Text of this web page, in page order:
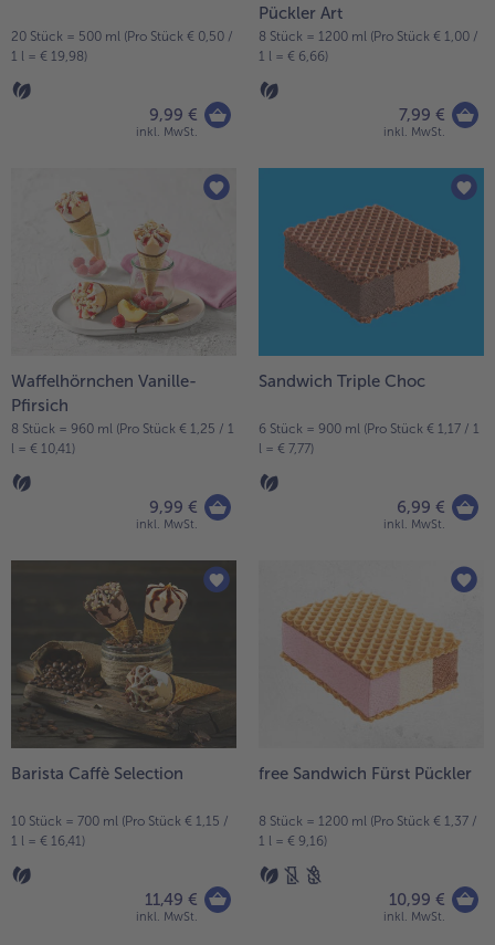
Kuchen & Torten
Süßspeisen
Obst
alle Obst
Wein & Spirituosen
alle Wein & Spirituosen
Küchenutensilien
alle Küchenutensilien
alle Für die Heißluftfritteuse
bofrost*free
bofrost*high Protein
bofrost*plus.
alle bofrost*plus.
Weiterempfehlen &
20 Stück = 500 ml (Pro Stück € 0,50 /
1 l = € 19,98)
9,99 €
inkl. MwSt.
Pückler Art
8 Stück = 1200 ml (Pro Stück € 1,00 /
1 l = € 6,66)
7,99 €
inkl. MwSt.
Waffelhörnchen Vanille-
Pfirsich
8 Stück = 960 ml (Pro Stück € 1,25 / 1
l = € 10,41)
9,99 €
inkl. MwSt.
Sandwich Triple Choc
6 Stück = 900 ml (Pro Stück € 1,17 / 1
l = € 7,77)
6,99 €
inkl. MwSt.
Barista Caffè Selection
10 Stück = 700 ml (Pro Stück € 1,15 /
1 l = € 16,41)
11,49 €
inkl. MwSt.
free Sandwich Fürst Pückler
8 Stück = 1200 ml (Pro Stück € 1,37 /
1 l = € 9,16)
10,99 €
inkl. MwSt.